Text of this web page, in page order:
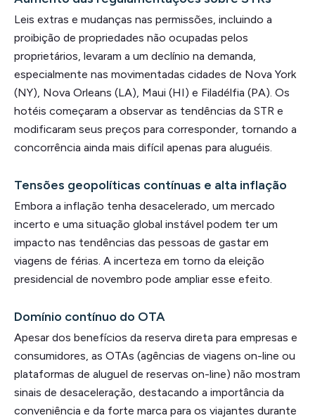
Leis extras e mudanças nas permissões, incluindo a
proibição de propriedades não ocupadas pelos
proprietários, levaram a um declínio na demanda,
especialmente nas movimentadas cidades de Nova York
(NY), Nova Orleans (LA), Maui (HI) e Filadélfia (PA). Os
hotéis começaram a observar as tendências da STR e
modificaram seus preços para corresponder, tornando a
concorrência ainda mais difícil apenas para aluguéis.
Tensões geopolíticas contínuas e alta inflação
Embora a inflação tenha desacelerado, um mercado
incerto e uma situação global instável podem ter um
impacto nas tendências das pessoas de gastar em
viagens de férias. A incerteza em torno da eleição
presidencial de novembro pode ampliar esse efeito.
Domínio contínuo do OTA
Apesar dos benefícios da reserva direta para empresas e
consumidores, as OTAs (agências de viagens on-line ou
plataformas de aluguel de reservas on-line) não mostram
sinais de desaceleração, destacando a importância da
conveniência e da forte marca para os viajantes durante